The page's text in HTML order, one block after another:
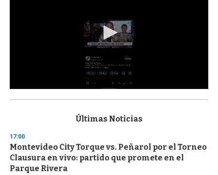
s
d
s
o
f
3
Últimas Noticias
17:00
Montevideo City Torque vs. Peñarol por el Torneo
Clausura en vivo: partido que promete en el
Parque Rivera